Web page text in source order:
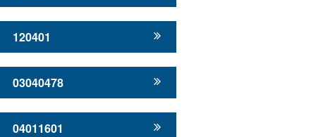
120401
03040478
04011601